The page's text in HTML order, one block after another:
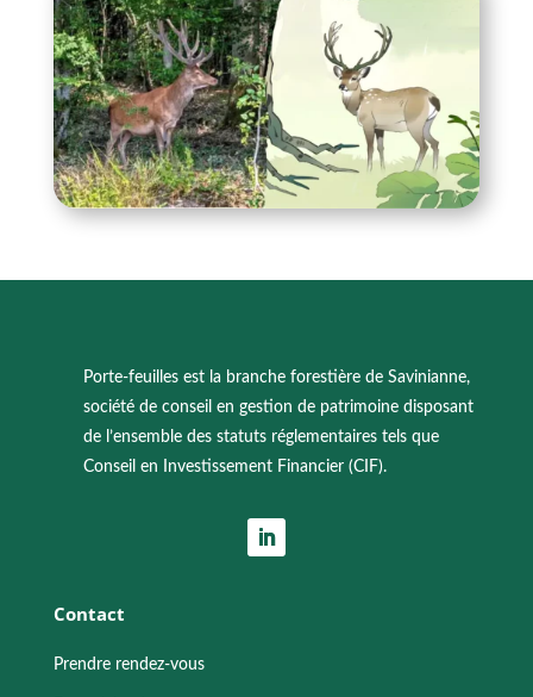
Porte-feuilles est la branche forestière de Savinianne,
société de conseil en gestion de patrimoine disposant
de l’ensemble des statuts réglementaires tels que
Conseil en Investissement Financier (CIF).
Contact
Prendre rendez-vous